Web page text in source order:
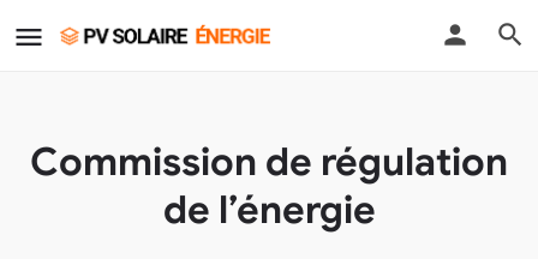
Commission de régulation
de l’énergie